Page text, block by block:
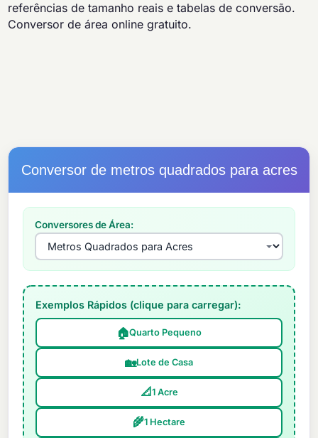
referências de tamanho reais e tabelas de conversão.
Conversor de área online gratuito.
Conversor de metros quadrados para acres
Conversores de Área:
Exemplos Rápidos (clique para carregar):
🏠Quarto Pequeno
🏡Lote de Casa
📐 1 Acre
🌾1 Hectare